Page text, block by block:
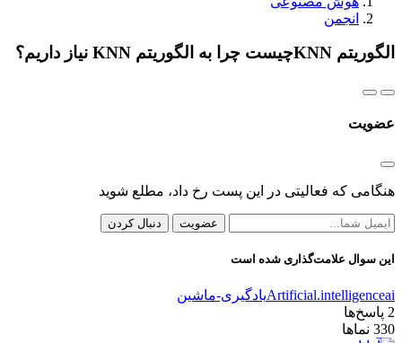
انجمن
الگوریتم KNNچیست چرا به الگوریتم KNN نیاز داریم؟
عضویت
هنگامی که فعالیتی در این پست رخ داد، مطلع شوید
عضویت دنبال کردن
این سوال علامت‌گذاری شده است
Artificial.intelligenceai
یادگیری-ماشین
2 پاسخ‌ها
330 نماها